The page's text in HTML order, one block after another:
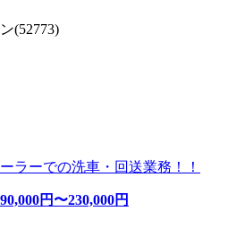
(52773)
ラーでの洗車・回送業務！！
円〜230,000円